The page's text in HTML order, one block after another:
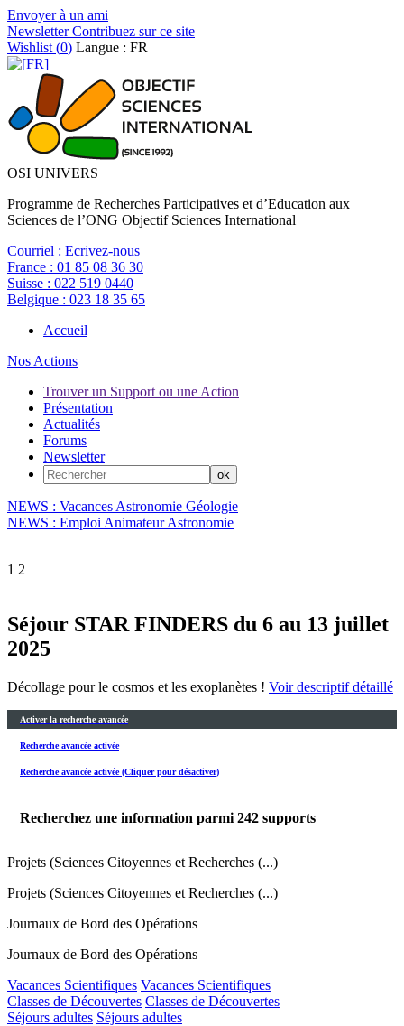
Envoyer à un ami
NewsletterContribuez sur ce site
Wishlist (0) Langue : FR
OSI UNIVERS
Programme de Recherches Participatives et d’Education aux
Sciences de l’ONG Objectif Sciences International
Courriel : Ecrivez-nous
France : 01 85 08 36 30
Suisse : 022 519 0440
Belgique : 023 18 35 65
Accueil
Nos Actions
Trouver un Support ou une Action
Présentation
Actualités
Forums
Newsletter
NEWS : Vacances Astronomie Géologie
NEWS : Emploi Animateur Astronomie
1 2
Séjour STAR FINDERS du 6 au 13 juillet
2025
Décollage pour le cosmos et les exoplanètes ! Voir descriptif détaillé
Activer la recherche avancée
Recherche avancée activée
Recherche avancée activée (Cliquer pour désactiver)
Recherchez une information parmi 242 supports
Projets (Sciences Citoyennes et Recherches (...)
Projets (Sciences Citoyennes et Recherches (...)
Journaux de Bord des Opérations
Journaux de Bord des Opérations
Vacances Scientifiques Vacances Scientifiques
Classes de Découvertes Classes de Découvertes
Séjours adultes Séjours adultes